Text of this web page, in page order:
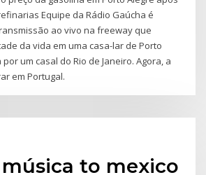
Equipe da Rádio Gaúcha é
ao vivo na freeway que
da vida em uma casa-lar de Porto
um casal do Rio de Janeiro. Agora, a
em Portugal.
to mexico